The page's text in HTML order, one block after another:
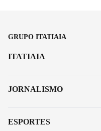
GRUPO ITATIAIA
ITATIAIA
JORNALISMO
ESPORTES